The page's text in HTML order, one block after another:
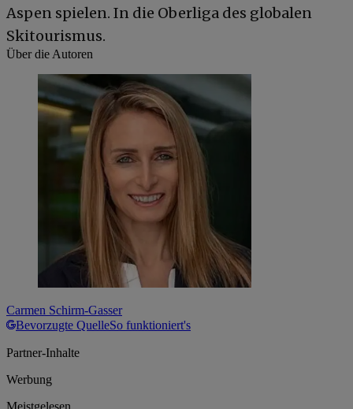
Aspen spielen. In die Oberliga des globalen
Skitourismus.
Über die Autoren
Carmen Schirm-Gasser
Bevorzugte QuelleSo funktioniert's
Partner-Inhalte
Werbung
Meistgelesen